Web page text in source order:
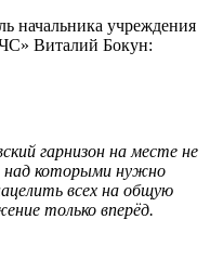
начальника учреждения
Виталий Бокун:
гарнизон на месте не
над которыми нужно
всех на общую
только вперёд.